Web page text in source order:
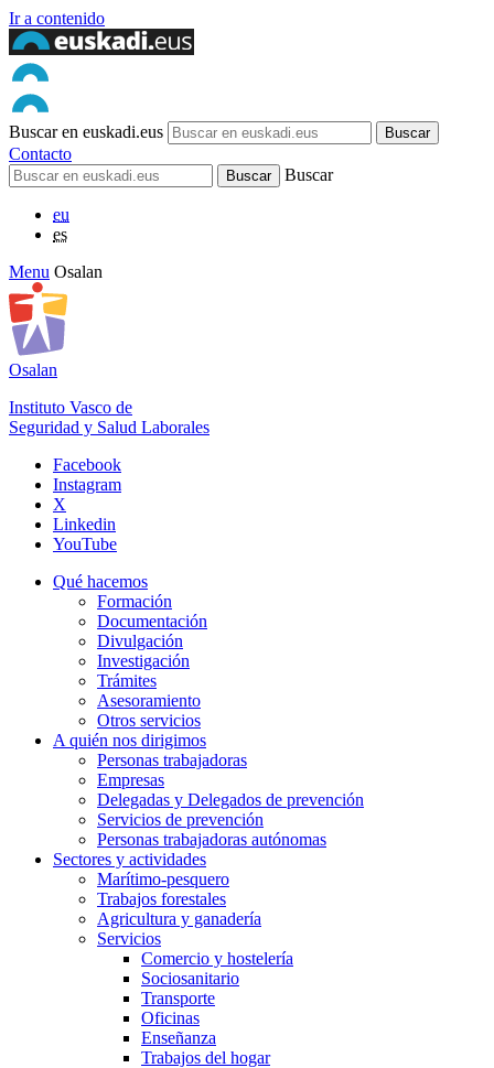
Ir a contenido
Buscar en euskadi.eus
Contacto
Buscar
eu
es
Menu Osalan
Osalan
Instituto Vasco de
Seguridad y Salud Laborales
Facebook
Instagram
X
Linkedin
YouTube
Qué hacemos
Formación
Documentación
Divulgación
Investigación
Trámites
Asesoramiento
Otros servicios
A quién nos dirigimos
Personas trabajadoras
Empresas
Delegadas y Delegados de prevención
Servicios de prevención
Personas trabajadoras autónomas
Sectores y actividades
Marítimo-pesquero
Trabajos forestales
Agricultura y ganadería
Servicios
Comercio y hostelería
Sociosanitario
Transporte
Oficinas
Enseñanza
Trabajos del hogar